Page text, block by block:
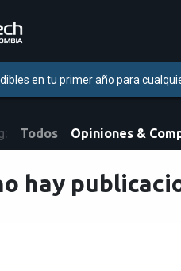
en tu primer año para
Todos Opiniones &
hay